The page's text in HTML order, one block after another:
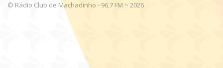
© Rádio Club de Machadinho - 96,7 FM ~ 2026